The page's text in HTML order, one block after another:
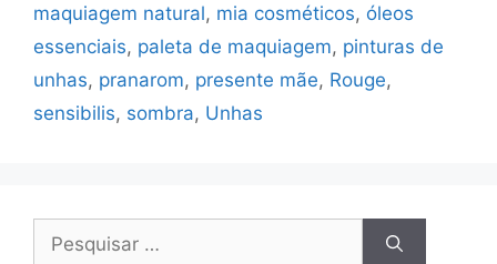
maquiagem natural, mia cosméticos, óleos
essenciais, paleta de maquiagem, pinturas de
unhas, pranarom, presente mãe, Rouge,
sensibilis, sombra, Unhas
Pesquisar